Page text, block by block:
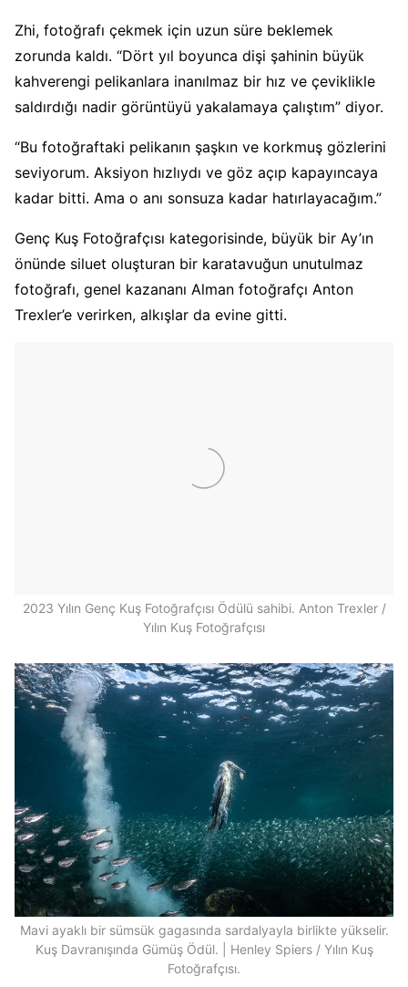
Zhi, fotoğrafı çekmek için uzun süre beklemek
zorunda kaldı. “Dört yıl boyunca dişi şahinin büyük
kahverengi pelikanlara inanılmaz bir hız ve çeviklikle
saldırdığı nadir görüntüyü yakalamaya çalıştım” diyor.
“Bu fotoğraftaki pelikanın şaşkın ve korkmuş gözlerini
seviyorum. Aksiyon hızlıydı ve göz açıp kapayıncaya
kadar bitti. Ama o anı sonsuza kadar hatırlayacağım.”
Genç Kuş Fotoğrafçısı kategorisinde, büyük bir Ay’ın
önünde siluet oluşturan bir karatavuğun unutulmaz
fotoğrafı, genel kazananı Alman fotoğrafçı Anton
Trexler’e verirken, alkışlar da evine gitti.
2023 Yılın Genç Kuş Fotoğrafçısı Ödülü sahibi. Anton Trexler /
Yılın Kuş Fotoğrafçısı
Mavi ayaklı bir sümsük gagasında sardalyayla birlikte yükselir.
Kuş Davranışında Gümüş Ödül. | Henley Spiers / Yılın Kuş
Fotoğrafçısı.